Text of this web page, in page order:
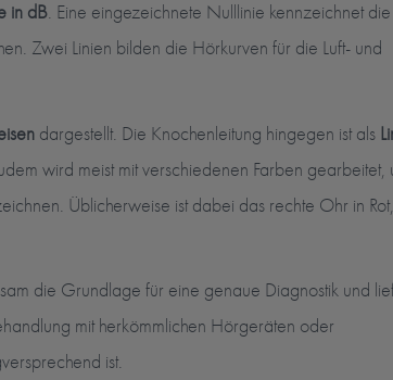
in dB. Eine eingezeichnete Nulllinie kennzeichnet
Zwei Linien bilden die Hörkurven für die Luft- und
dargestellt. Die Knochenleitung hingegen ist als
wird meist mit verschiedenen Farben gearbeitet,
Üblicherweise ist dabei das rechte Ohr in
die Grundlage für eine genaue Diagnostik und
mit herkömmlichen Hörgeräten oder
ist.